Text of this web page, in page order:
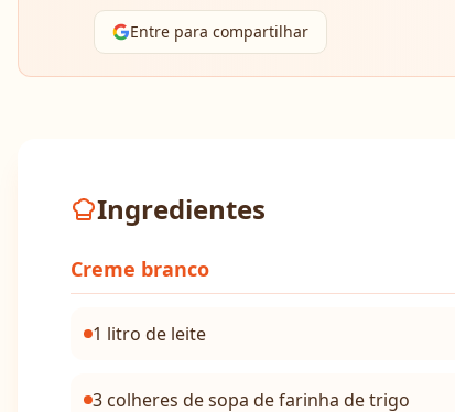
Entre para compartilhar
Ingredientes
Creme branco
1 litro de leite
3 colheres de sopa de farinha de trigo